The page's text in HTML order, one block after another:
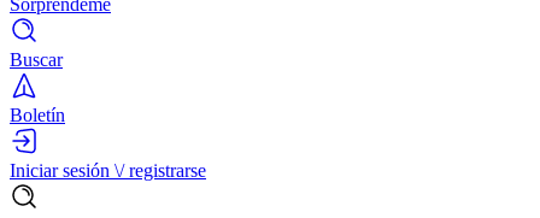
Buscar
Boletín
Iniciar sesión \/ registrarse